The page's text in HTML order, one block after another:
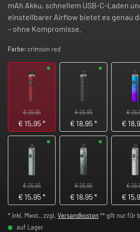
mAh Akku, schnellem USB-C-Laden
einstellbarer Airflow bietet es genau
– ohne Kompromisse.
Farbe: crimson red
€ 26,95
€ 15,95*
€ 26,95
€ 18,95*
€
€
€ 26,95
€ 15,95*
€ 26,95
€ 18,95*
€
€
* inkl. Mwst., zzgl. Versandkosten ** gilt nur für
auf Lager